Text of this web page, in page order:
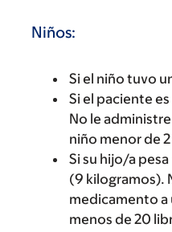
Niños:
Si el niño tuvo
Si el paciente
No le
niño menor de
Si su hijo/a
(9 kilogramos).
medicamento a
menos de 20